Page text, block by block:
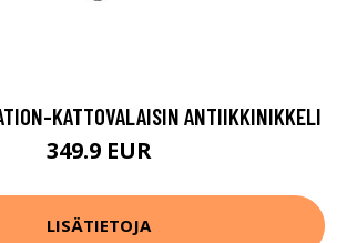
KATTOVALAISIN ANTIIKKINIKKELI
349.9 EUR
LISÄTIETOJA